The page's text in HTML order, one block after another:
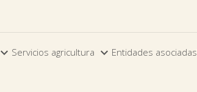
 Servicios agricultura  Entidades asociadas